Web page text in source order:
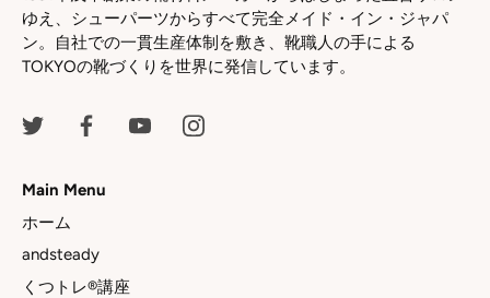
ゆえ、シューパーツからすべて完全メイド・イン・ジャパ
ン。自社での一貫生産体制を敷き、靴職人の手による
TOKYOの靴づくりを世界に発信しています。
Main Menu
ホーム
andsteady
くつトレ®講座